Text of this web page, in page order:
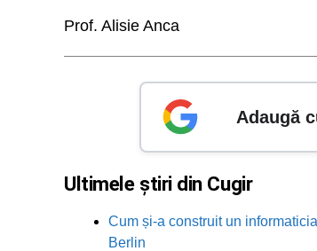
Prof. Alisie Anca
Adaugă
Ultimele știri din Cugir
Cum și-a construit un
Berlin